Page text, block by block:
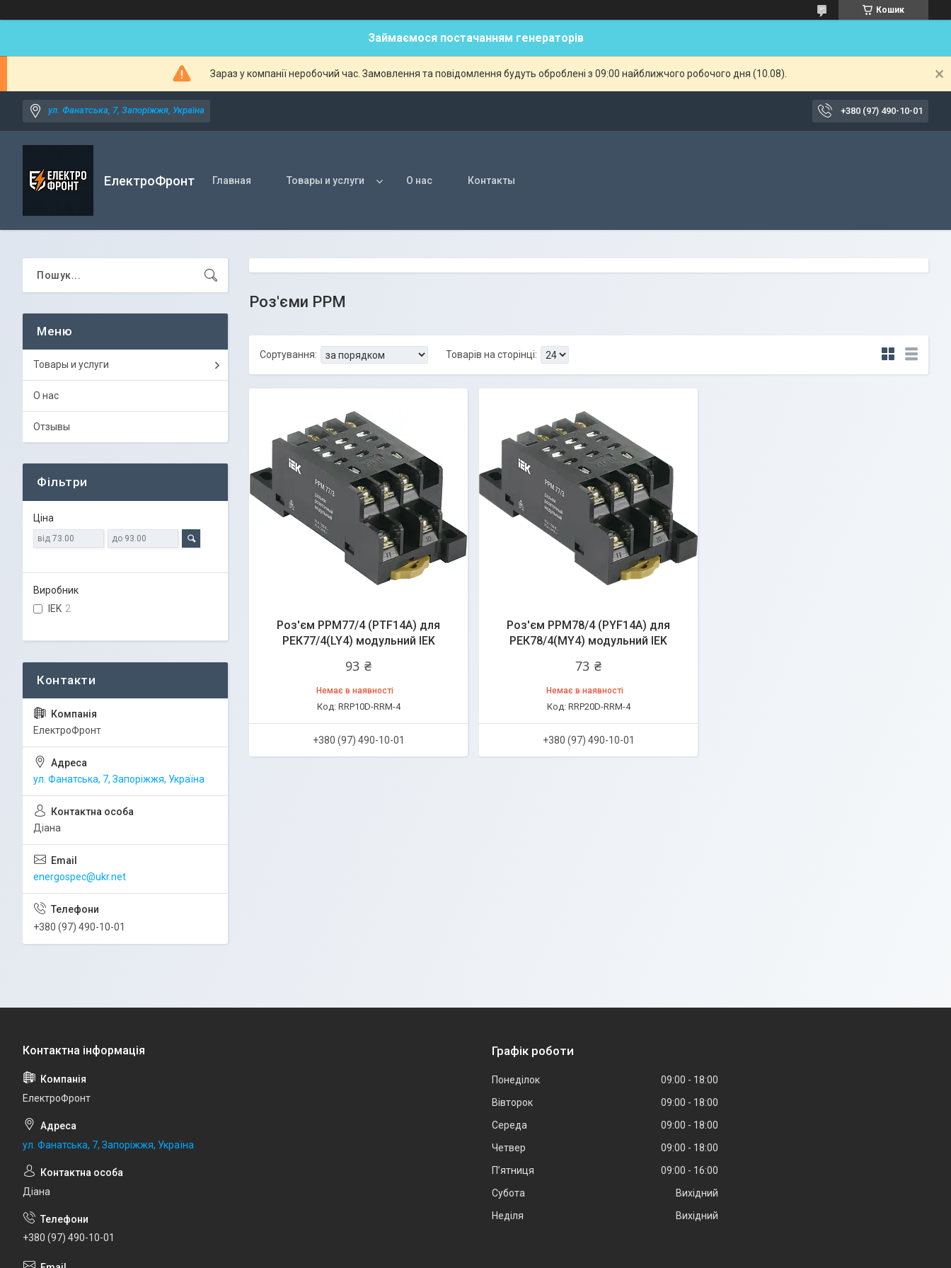
Кошик
Займаємося постачанням генераторів
Зараз у компанії неробочий час. Замовлення та повідомлення будуть оброблені з 09:00 найближчого робочого дня (10.08).
ул. Фанатська, 7, Запоріжжя, Україна +380 (97) 490-10-01
ЕлектроФронт Главная Товары и услуги О нас Контакты
Роз'єми РРМ
Роз'єм РРМ77/4 (PTF14A) для
РЕК77/4(LY4) модульний IEK
93 ₴
Немає в наявності
RRP10D-RRM-4
+380 (97) 490-10-01
Роз'єм РРМ78/4 (PYF14A) для
РЕК78/4(MY4) модульний IEK
73 ₴
Немає в наявності
RRP20D-RRM-4
+380 (97) 490-10-01
Товары и услуги
О нас
Отзывы
Фільтри
Ціна
Виробник
IEK 2
ЕлектроФронт
ул. Фанатська, 7, Запоріжжя, Україна
Діана
energospec@ukr.net
+380 (97) 490-10-01
ЕлектроФронт
ул. Фанатська, 7, Запоріжжя, Україна
Діана
+380 (97) 490-10-01
Графік роботи
Понеділок 09:00
18:00
Вівторок
09:00
18:00
Середа
09:00
18:00
Четвер
09:00
18:00
Пʼятниця
09:00
16:00
Субота
Вихідний
Неділя
Вихідний